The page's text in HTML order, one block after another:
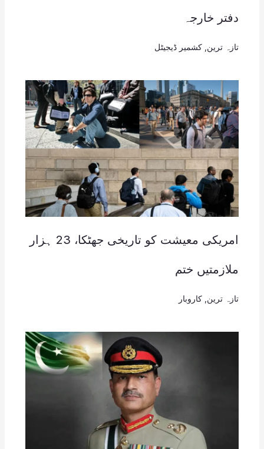
دفتر خارجہ
تازہ ترین کشمیر ڈیجیٹل
امریکی معیشت کو تاریخی جھٹکا، 23 ہزار
ملازمتیں ختم
تازہ ترین کاروبار